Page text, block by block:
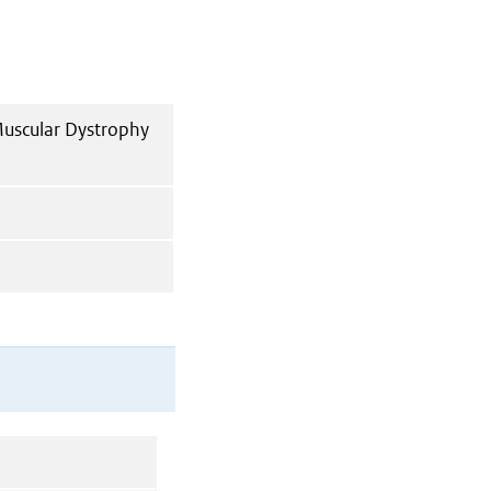
Dystrophy